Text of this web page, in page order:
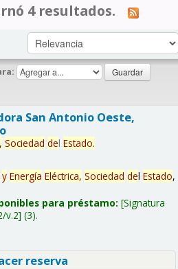
4 resultados.
San Antonio Oeste,
Sociedad del Estado.
y Energía Eléctrica, Sociedad del Estado,
para préstamo: Signatura
v.2 (3).
reserva